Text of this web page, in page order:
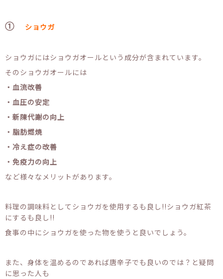
① ショウガ
ショウガにはショウガオールという成分が含まれています。
そのショウガオールには
・血流改善
・血圧の安定
・新陳代謝の向上
・脂肪燃焼
・冷え症の改善
・免疫力の向上
など様々なメリットがあります。
料理の調味料としてショウガを使用するも良し!!ショウガ紅茶
にするも良し!!
食事の中にショウガを使った物を使うと良いでしょう。
また、身体を温めるのであれば唐辛子でも良いのでは？と疑問
に思った人も